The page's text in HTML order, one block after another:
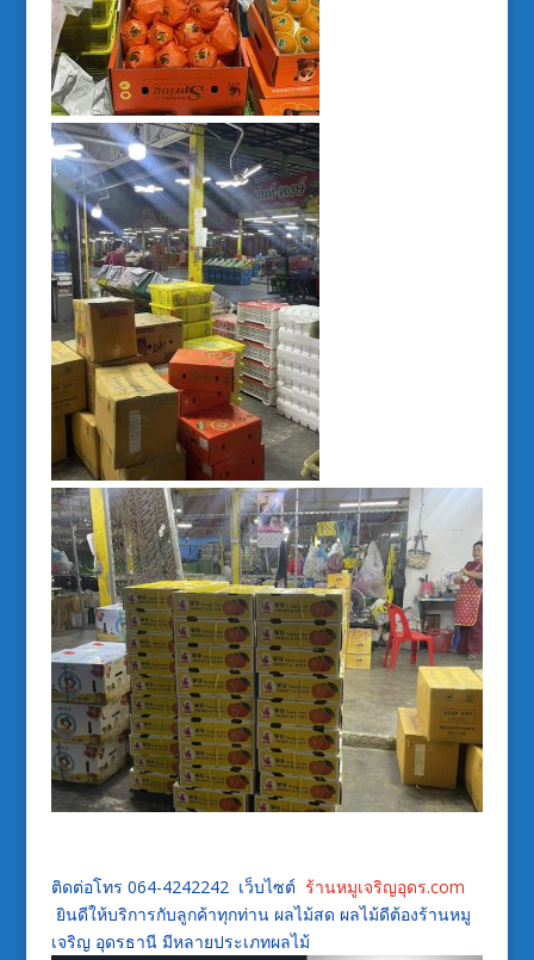
ติดต่อโทร 064-4242242 เว็บไซต์ ร้านหมูเจริญอุดร.com
ยินดีให้บริการกับลูกค้าทุกท่าน ผลไม้สด ผลไม้ดีต้องร้านหมู
เจริญ อุดรธานี มีหลายประเภทผลไม้